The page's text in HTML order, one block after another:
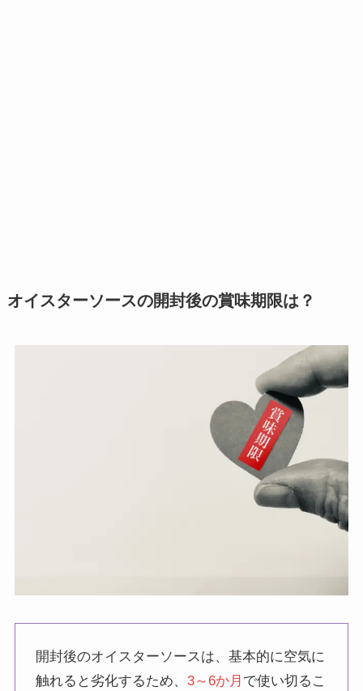
オイスターソースの開封後の賞味期限は？
開封後のオイスターソースは、基本的に空気に
触れると劣化するため、3～6か月 で使い切るこ